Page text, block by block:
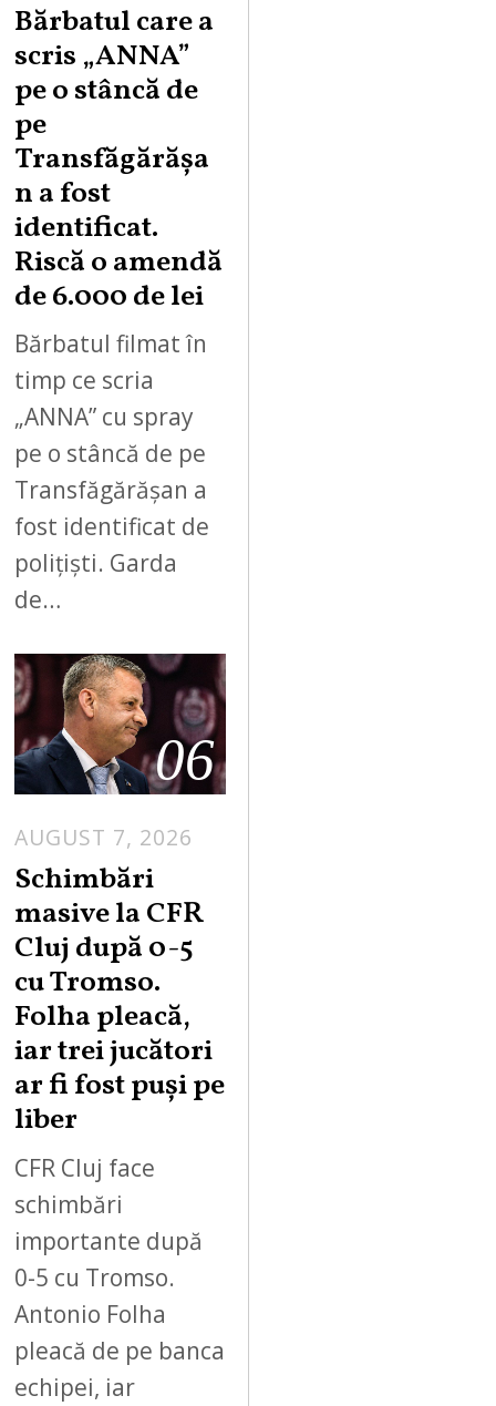
Bărbatul care a
scris „ANNA”
pe o stâncă de
pe
Transfăgărășa
n a fost
identificat.
Riscă o amendă
de 6.000 de lei
Bărbatul filmat în
timp ce scria
„ANNA” cu spray
pe o stâncă de pe
Transfăgărășan a
fost identificat de
polițiști. Garda
de…
06
AUGUST 7, 2026
Schimbări
masive la CFR
Cluj după 0-5
cu Tromso.
Folha pleacă,
iar trei jucători
ar fi fost puși pe
liber
CFR Cluj face
schimbări
importante după
0-5 cu Tromso.
Antonio Folha
pleacă de pe banca
echipei, iar